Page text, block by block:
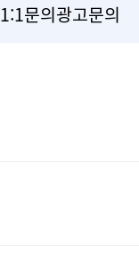
1:1문의광고문의